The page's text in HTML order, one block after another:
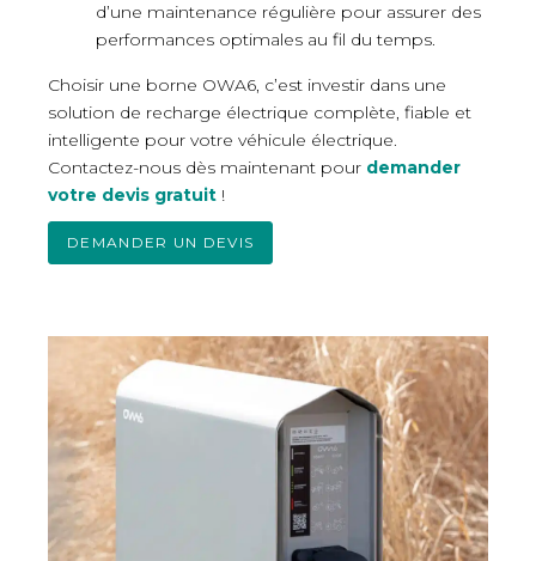
d’une maintenance régulière pour assurer des
performances optimales au fil du temps.
Choisir une borne OWA6, c’est investir dans une
solution de recharge électrique complète, fiable et
intelligente pour votre véhicule électrique.
Contactez-nous dès maintenant pour demander
votre devis gratuit !
DEMANDER UN DEVIS